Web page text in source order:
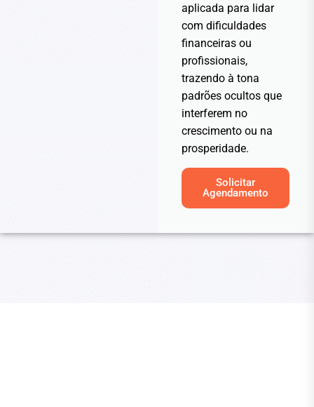
aplicada para lidar
com dificuldades
financeiras ou
profissionais,
trazendo à tona
padrões ocultos que
interferem no
crescimento ou na
prosperidade.
Solicitar
Agendamento